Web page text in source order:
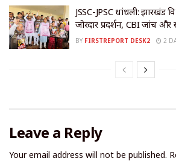
JSSC-JPSC धांधली: झारखंड
जोरदार प्रदर्शन, CBI जांच
BY FIRSTREPORT DESK2 2
Leave a Reply
Your email address will not be published.